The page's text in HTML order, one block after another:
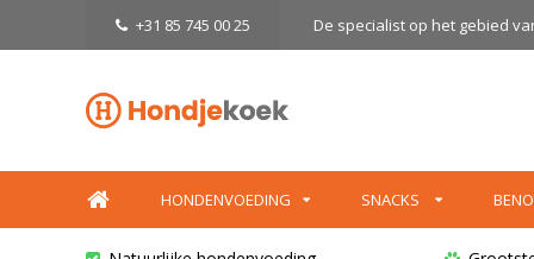
+31 85 745 00 25 De specialist op het gebied
HONDENVOEDING SNACKS